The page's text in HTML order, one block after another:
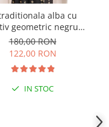
alba cu
geometric negru
03 - maneca scurta
180,00 RON
122,00 RON
IN STOC